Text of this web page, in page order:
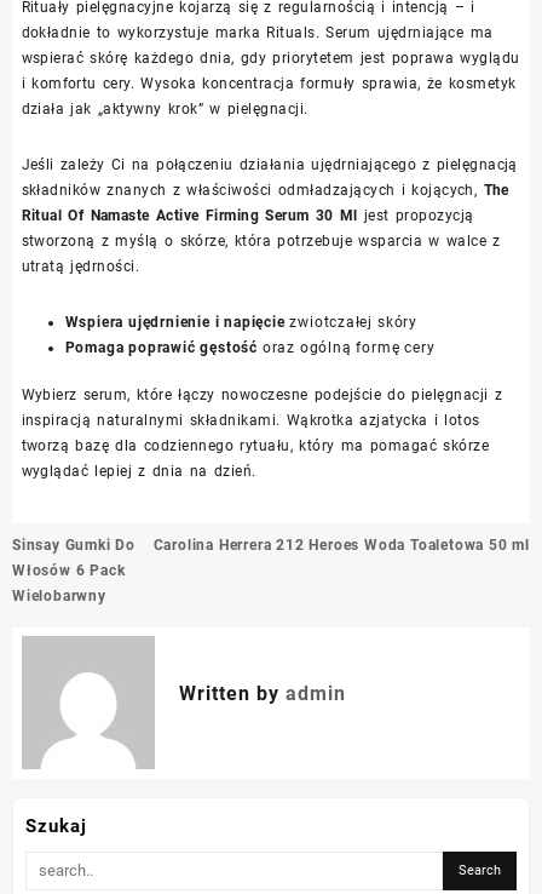
Rituały pielęgnacyjne kojarzą się z regularnością i intencją – i
dokładnie to wykorzystuje marka Rituals. Serum ujędrniające ma
wspierać skórę każdego dnia, gdy priorytetem jest poprawa wyglądu
i komfortu cery. Wysoka koncentracja formuły sprawia, że kosmetyk
działa jak „aktywny krok” w pielęgnacji.
Jeśli zależy Ci na połączeniu działania ujędrniającego z pielęgnacją
składników znanych z właściwości odmładzających i kojących, The
Ritual Of Namaste Active Firming Serum 30 Ml jest propozycją
stworzoną z myślą o skórze, która potrzebuje wsparcia w walce z
utratą jędrności.
Wspiera ujędrnienie i napięciezwiotczałej skóry
Pomaga poprawić gęstość oraz ogólną formę cery
Wybierz serum, które łączy nowoczesne podejście do pielęgnacji z
inspiracją naturalnymi składnikami. Wąkrotka azjatycka i lotos
tworzą bazę dla codziennego rytuału, który ma pomagać skórze
wyglądać lepiej z dnia na dzień.
Nawigacja
wpisu
Sinsay Gumki Do
Włosów 6 Pack
Wielobarwny
Carolina Herrera 212 Heroes Woda Toaletowa 50 ml
Written by admin
Szukaj